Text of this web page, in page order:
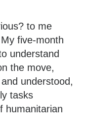
to me
five-month
understand
the move,
understood,
tasks
humanitarian